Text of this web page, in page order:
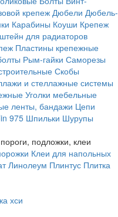
крепеж Дюбели Дюбель-
Карабины Коуши Крепеж
для радиаторов
Пластины крепежные
Рым-гайки Саморезы
Скобы
и стеллажные системы
Уголки мебельные
ленты, бандажи Цепи
975 Шпильки Шурупы
подложки, клеи
Клеи для напольных
Линолеум Плинтус Плитка
хси